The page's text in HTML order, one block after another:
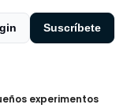
Suscríbete
experimentos